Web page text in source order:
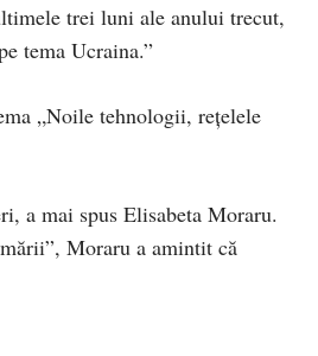
trei luni ale anului trecut,
tema Ucraina.”
„Noile tehnologii, rețelele
a mai spus Elisabeta Moraru.
Moraru a amintit că